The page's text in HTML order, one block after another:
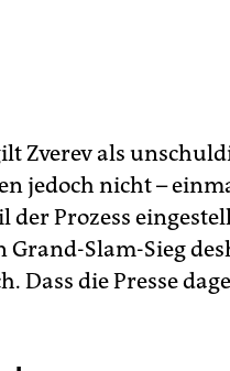
Zverev als
jedoch nicht –
der Prozess
Grand-Slam-Sieg
Dass die Presse